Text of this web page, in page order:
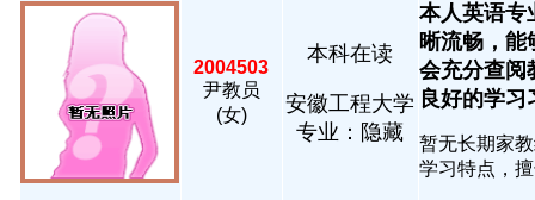
2004503
尹教员
(女)
本科在读
安徽工程大学
专业：隐藏
本人英语专
晰流畅，能
会充分查阅
良好的学习
暂无长期家
学习特点，